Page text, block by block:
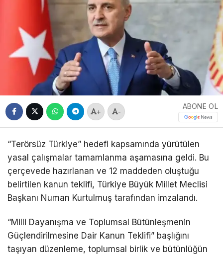
+ -
ABONE OL
“Terörsüz Türkiye” hedefi kapsamında yürütülen
yasal çalışmalar tamamlanma aşamasına geldi. Bu
çerçevede hazırlanan ve 12 maddeden oluştuğu
belirtilen kanun teklifi, Türkiye Büyük Millet Meclisi
Başkanı Numan Kurtulmuş tarafından imzalandı.
“Milli Dayanışma ve Toplumsal Bütünleşmenin
Güçlendirilmesine Dair Kanun Teklifi” başlığını
taşıyan düzenleme, toplumsal birlik ve bütünlüğün